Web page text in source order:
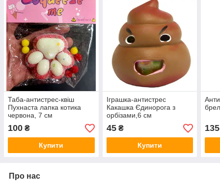
Таба-антистрес-квіш
Пухнаста лапка котика
червона, 7 см
100 ₴
Купити
Іграшка-антистрес
Какашка Єдинорога з
орбізами,6 см
45₴
Купити
135
Про нас